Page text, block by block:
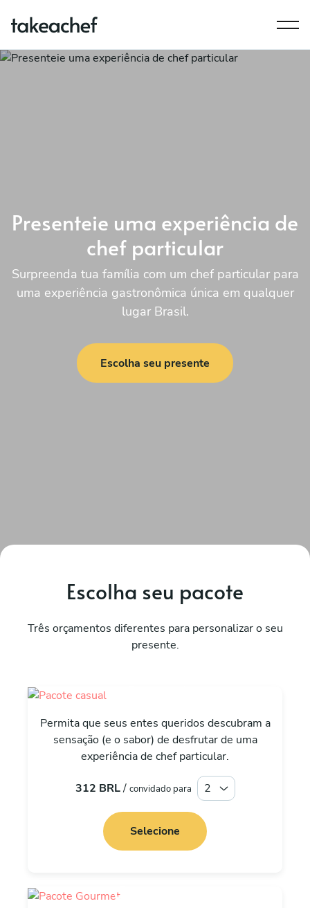
Presenteie uma experiência de
chef particular
Surpreenda tua família com um chef particular para
uma experiência gastronômica única em qualquer
lugar Brasil.
Escolha seu presente
Escolha seu pacote
Três orçamentos diferentes para personalizar o seu
presente.
Permita que seus entes queridos descubram a
sensação (e o sabor) de desfrutar de uma
experiência de chef particular.
312 BRL/ convidado para
Selecione
Gourmet